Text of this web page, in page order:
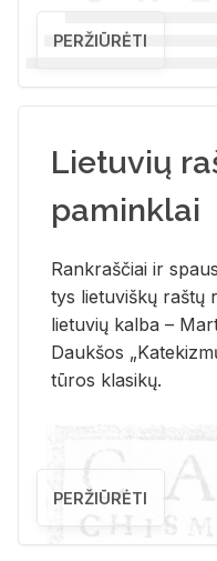
PERŽIŪRĖTI
Lietuvių
paminklai
Rank­raš­čiai ir
tys lie­tu­viš­kų raš­tų
lie­tu­vių kal­ba –
Dauk­šos
tū­ros kla­si­kų.
PERŽIŪRĖTI